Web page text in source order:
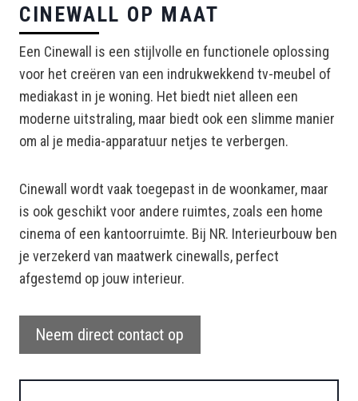
CINEWALL OP MAAT
Een Cinewall is een stijlvolle en functionele oplossing
voor het creëren van een indrukwekkend tv-meubel of
mediakast in je woning. Het biedt niet alleen een
moderne uitstraling, maar biedt ook een slimme manier
om al je media-apparatuur netjes te verbergen.
Cinewall wordt vaak toegepast in de woonkamer, maar
is ook geschikt voor andere ruimtes, zoals een home
cinema of een kantoorruimte. Bij NR. Interieurbouw ben
je verzekerd van maatwerk cinewalls, perfect
afgestemd op jouw interieur.
Neem direct contact op